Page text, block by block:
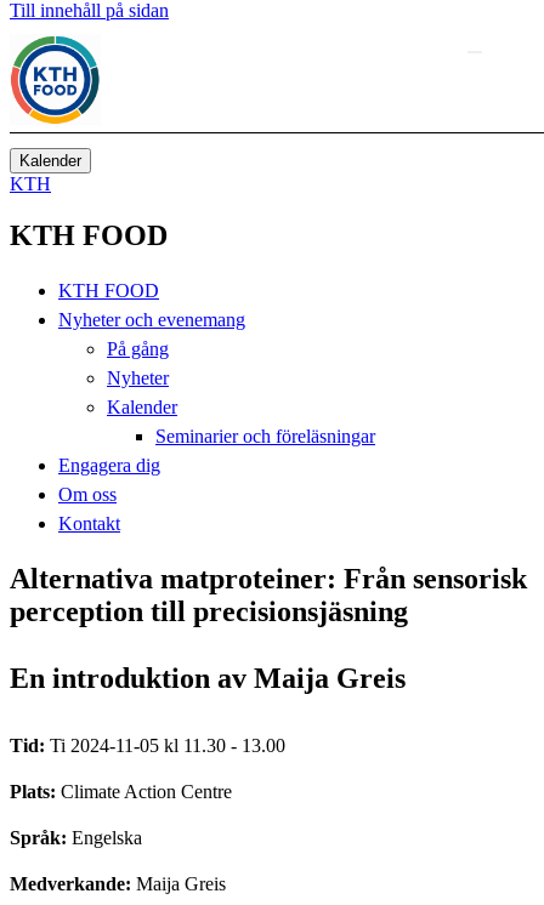
Till innehåll på sidan
Kalender
KTH
KTH FOOD
KTH FOOD
Nyheter och evenemang
På gång
Nyheter
Kalender
Seminarier och föreläsningar
Engagera dig
Om oss
Kontakt
Alternativa matproteiner: Från sensorisk
perception till precisionsjäsning
En introduktion av Maija Greis
Tid: Ti 2024-11-05 kl 11.30 - 13.00
Plats: Climate Action Centre
Språk: Engelska
Medverkande: Maija Greis